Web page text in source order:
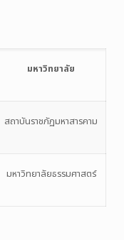
มหาวิทยาลัย
สถาบันราชภัฏมหาสารคาม
มหาวิทยาลัยธรรมศาสตร์